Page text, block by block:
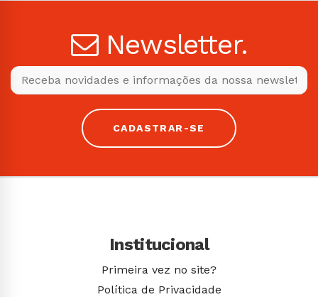
Newsletter.
CADASTRAR-SE
Institucional
Primeira vez no site?
Política de Privacidade